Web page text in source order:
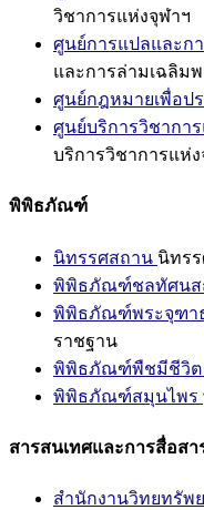
วิชาการแห่งจุฬาฯ
ศูนย์การแปลและก
และการล่ามเฉลิมพ
ศูนย์กฎหมายเพื่อป
ศูนย์บริการวิชากา
บริการวิชาการแห่
พิพิธภัณฑ์
นิทรรศสถาน นิทร
พิพิธภัณฑ์ชลทัศนส
พิพิธภัณฑ์พระจุฑา
ราชฐาน
พิพิธภัณฑ์พืชมีชีวิต
พิพิธภัณฑ์สมุนไพร
สารสนเทศและการสื่อสา
สำนักงานวิทยทรัพ